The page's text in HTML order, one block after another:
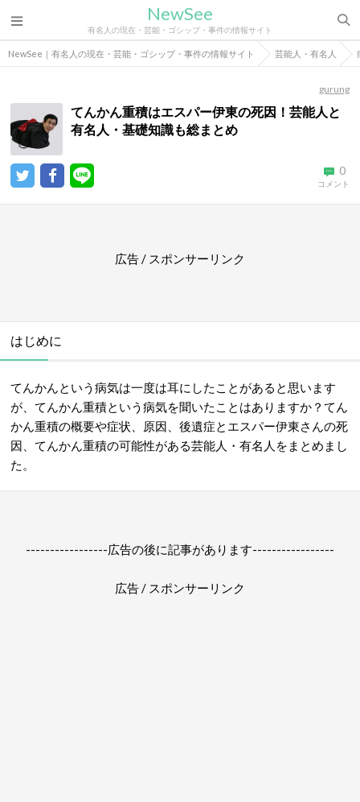
NewSee
有名人の現在・芸能・ゴシップ・事件の情報サイト
NewSee｜有名人の現在・芸能・ゴシップ・事件の情報サイト 芸能人・有名人
gurung
てんかん重積はエスパー伊東の死因！芸能人と
有名人・基礎知識も総まとめ
0
コメント
広告 / スポンサーリンク
はじめに
てんかんという病気は一度は耳にしたことがあると思います
が、てんかん重積という病気を聞いたことはありますか？てん
かん重積の概要や症状、原因、後遺症とエスパー伊東さんの死
因、てんかん重積の可能性がある芸能人・有名人をまとめまし
た。
-----------------広告の後に記事があります-----------------
広告 / スポンサーリンク